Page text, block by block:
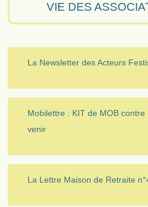
VIE DES
La Newsletter des Acteurs
Mobilettre : KIT de MOB
venir
La Lettre Maison de Retraite